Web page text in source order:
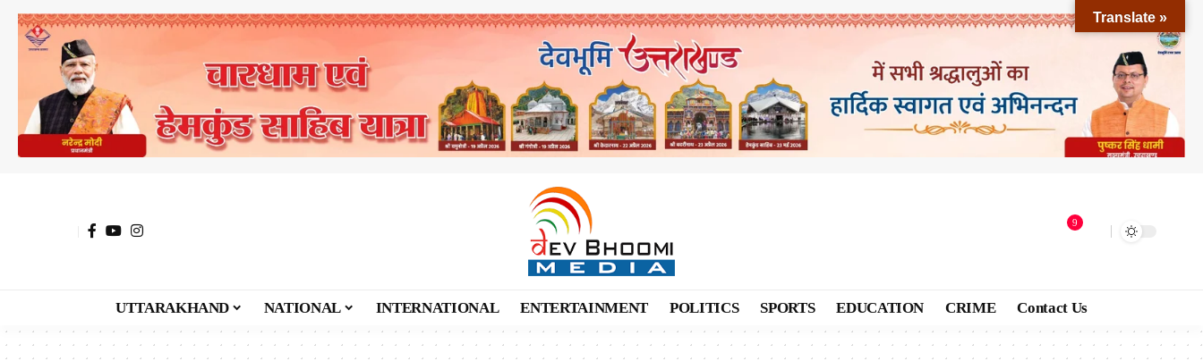
9
UTTARAKHAND NATIONAL INTERNATIONAL ENTERTAINMENT POLITICS SPORTS EDUCATION CRIME Contact Us
Translate »